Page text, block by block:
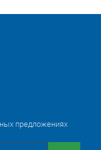
абразива по
"по
предложениях